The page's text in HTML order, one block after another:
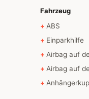
Fahrzeug
ABS
Einparkhilfe
Airbag auf
Airbag auf